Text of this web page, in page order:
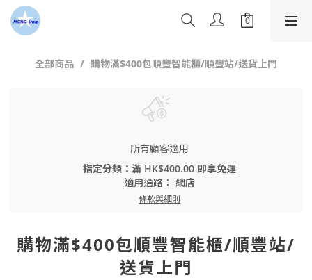
全部商品 購物滿$400包順豐智能櫃/順豐站/送貨上門
所有顧客適用
指定分類：滿 HK$400.00 即享免運
適用通路： 網店
條款與細則
購物滿$400包順豐智能櫃/順豐站/
送貨上門